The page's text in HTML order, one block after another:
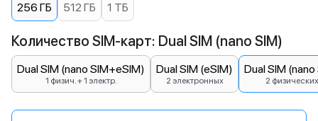
256 ГБ 512 ГБ 1 ТБ
Количество SIM-карт: Dual SIM (nano SIM)
Dual SIM (nano SIM+eSIM)
1 физич. + 1 электр.
Dual SIM (eSIM)
2 электронных
Dual SIM
2 физических